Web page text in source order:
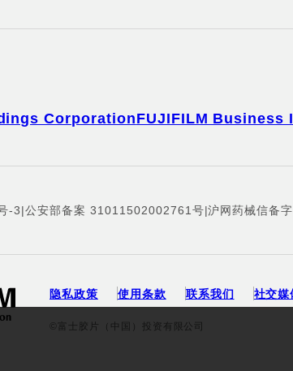
CorporationFUJIFILM Business
-3|公安部备案 31011502002761号|沪网药械信备
隐私政策 使用条款 联系我们 社交媒
©富士胶片（中国）投资有限公司